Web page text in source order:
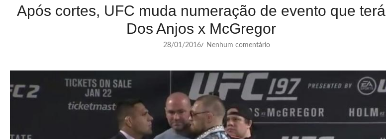
Após cortes, UFC muda numeração de evento que terá
Dos Anjos x McGregor
28/01/2016/ Nenhum comentário